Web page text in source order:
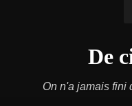
De
On n'a jamais fini